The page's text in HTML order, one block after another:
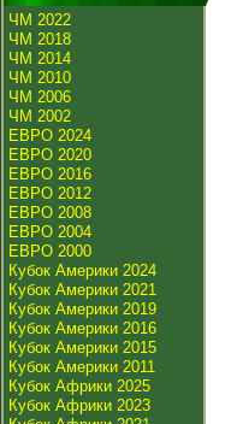
ЧМ 2022
ЧМ 2018
ЧМ 2014
ЧМ 2010
ЧМ 2006
ЧМ 2002
ЕВРО 2024
ЕВРО 2020
ЕВРО 2016
ЕВРО 2012
ЕВРО 2008
ЕВРО 2004
ЕВРО 2000
Кубок Америки 2024
Кубок Америки 2021
Кубок Америки 2019
Кубок Америки 2016
Кубок Америки 2015
Кубок Америки 2011
Кубок Африки 2025
Кубок Африки 2023